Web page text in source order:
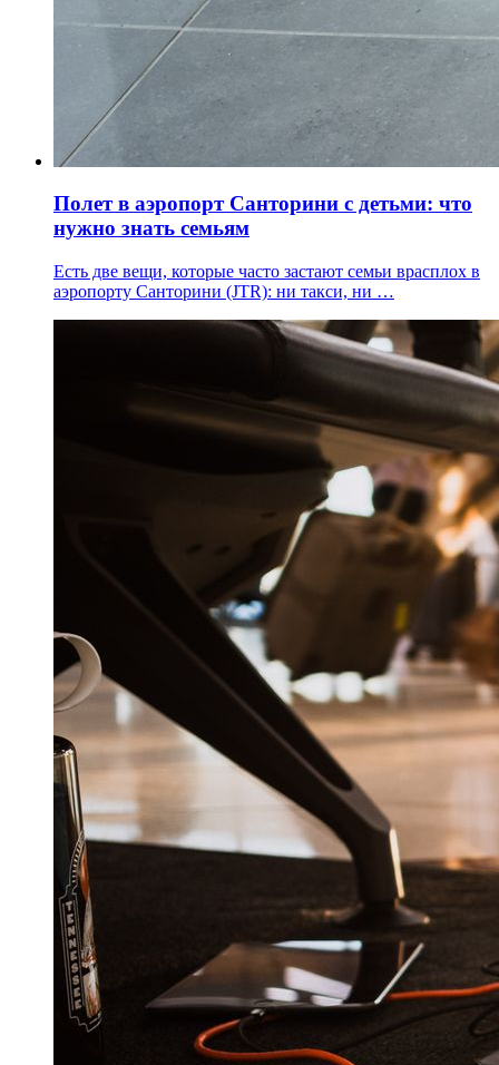
Полет в аэропорт Санторини с детьми: что
нужно знать семьям
Есть две вещи, которые часто застают семьи врасплох в
аэропорту Санторини (JTR): ни такси, ни …